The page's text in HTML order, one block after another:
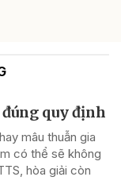
quy định
mâu thuẫn gia
có thể sẽ không
hòa giải còn